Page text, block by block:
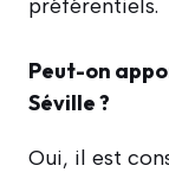
préférentiels.
Peut-on
Séville ?
Oui, il est